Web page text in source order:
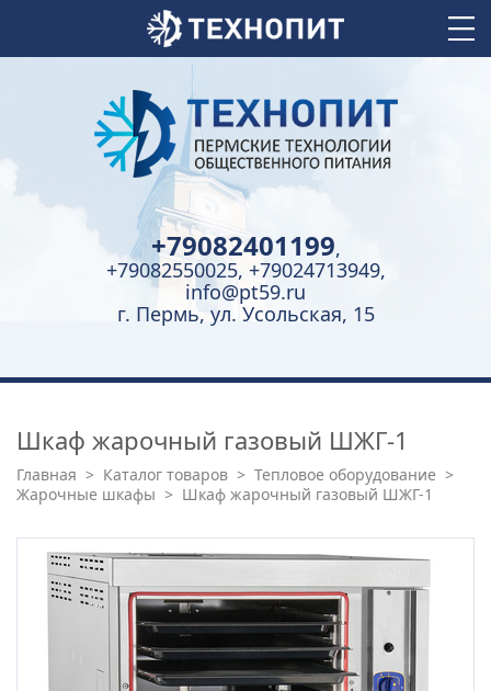
+79082401199,
+79082550025, +79024713949,
info@pt59.ru
г. Пермь, ул. Усольская, 15
Шкаф жарочный газовый ШЖГ-1
Главная > Каталог товаров > Тепловое оборудование >
Жарочные шкафы > Шкаф жарочный газовый ШЖГ-1